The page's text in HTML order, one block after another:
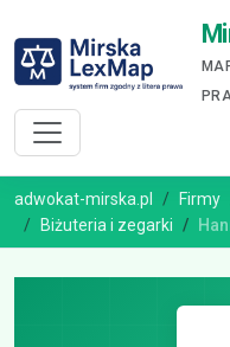
adwokat-mirska.pl Firmy
Biżuteria i zegarki